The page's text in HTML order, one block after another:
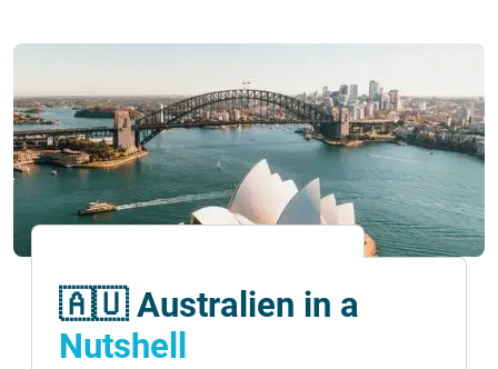
🇦🇺 Australien in a
Nutshell